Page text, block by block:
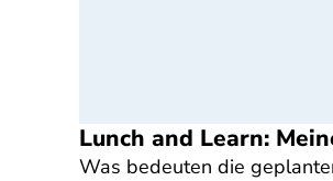
Lunch and Learn:
Was bedeuten die